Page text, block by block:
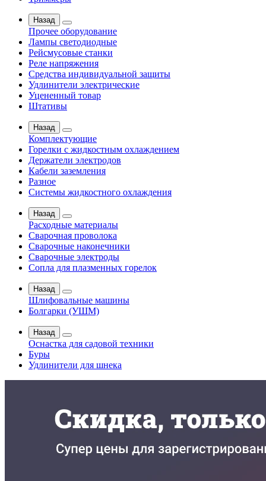
Назад
Прочее оборудование
Лампы светодиодные
Рейсмусовые станки
Реле напряжения
Средства индивидуальной защиты
Удлинители электрические
Уцененный товар
Штативы
Назад
Комплектующие
Горелки с жидкостным охлаждением
Держатели электродов
Кабели заземления
Разное
Системы жидкостного охлаждения
Назад
Расходные материалы
Сварочная проволока
Сварочные наконечники
Сварочные электроды
Сопла для плазменных горелок
Назад
Шлифовальные машины
Болгарки (УШМ)
Назад
Оснастка для садовой техники
Буры
Удлинители для шнека